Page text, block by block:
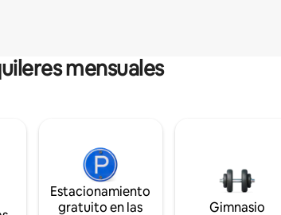
mensuales
Estacionamiento
gratuito en las
Gimnasio